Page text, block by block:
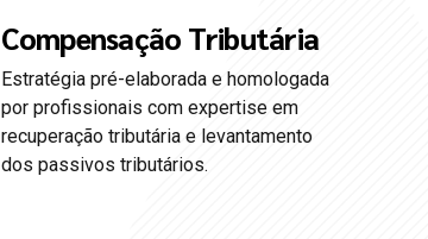
Compensação Tributária
Estratégia pré-elaborada e homologada
por profissionais com expertise em
recuperação tributária e levantamento
dos passivos tributários.
0
1